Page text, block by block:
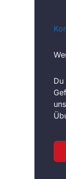
Du